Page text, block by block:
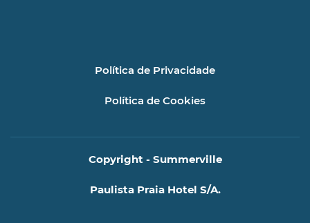
Política de Privacidade
Política de Cookies
Copyright - Summerville
Paulista Praia Hotel S/A.